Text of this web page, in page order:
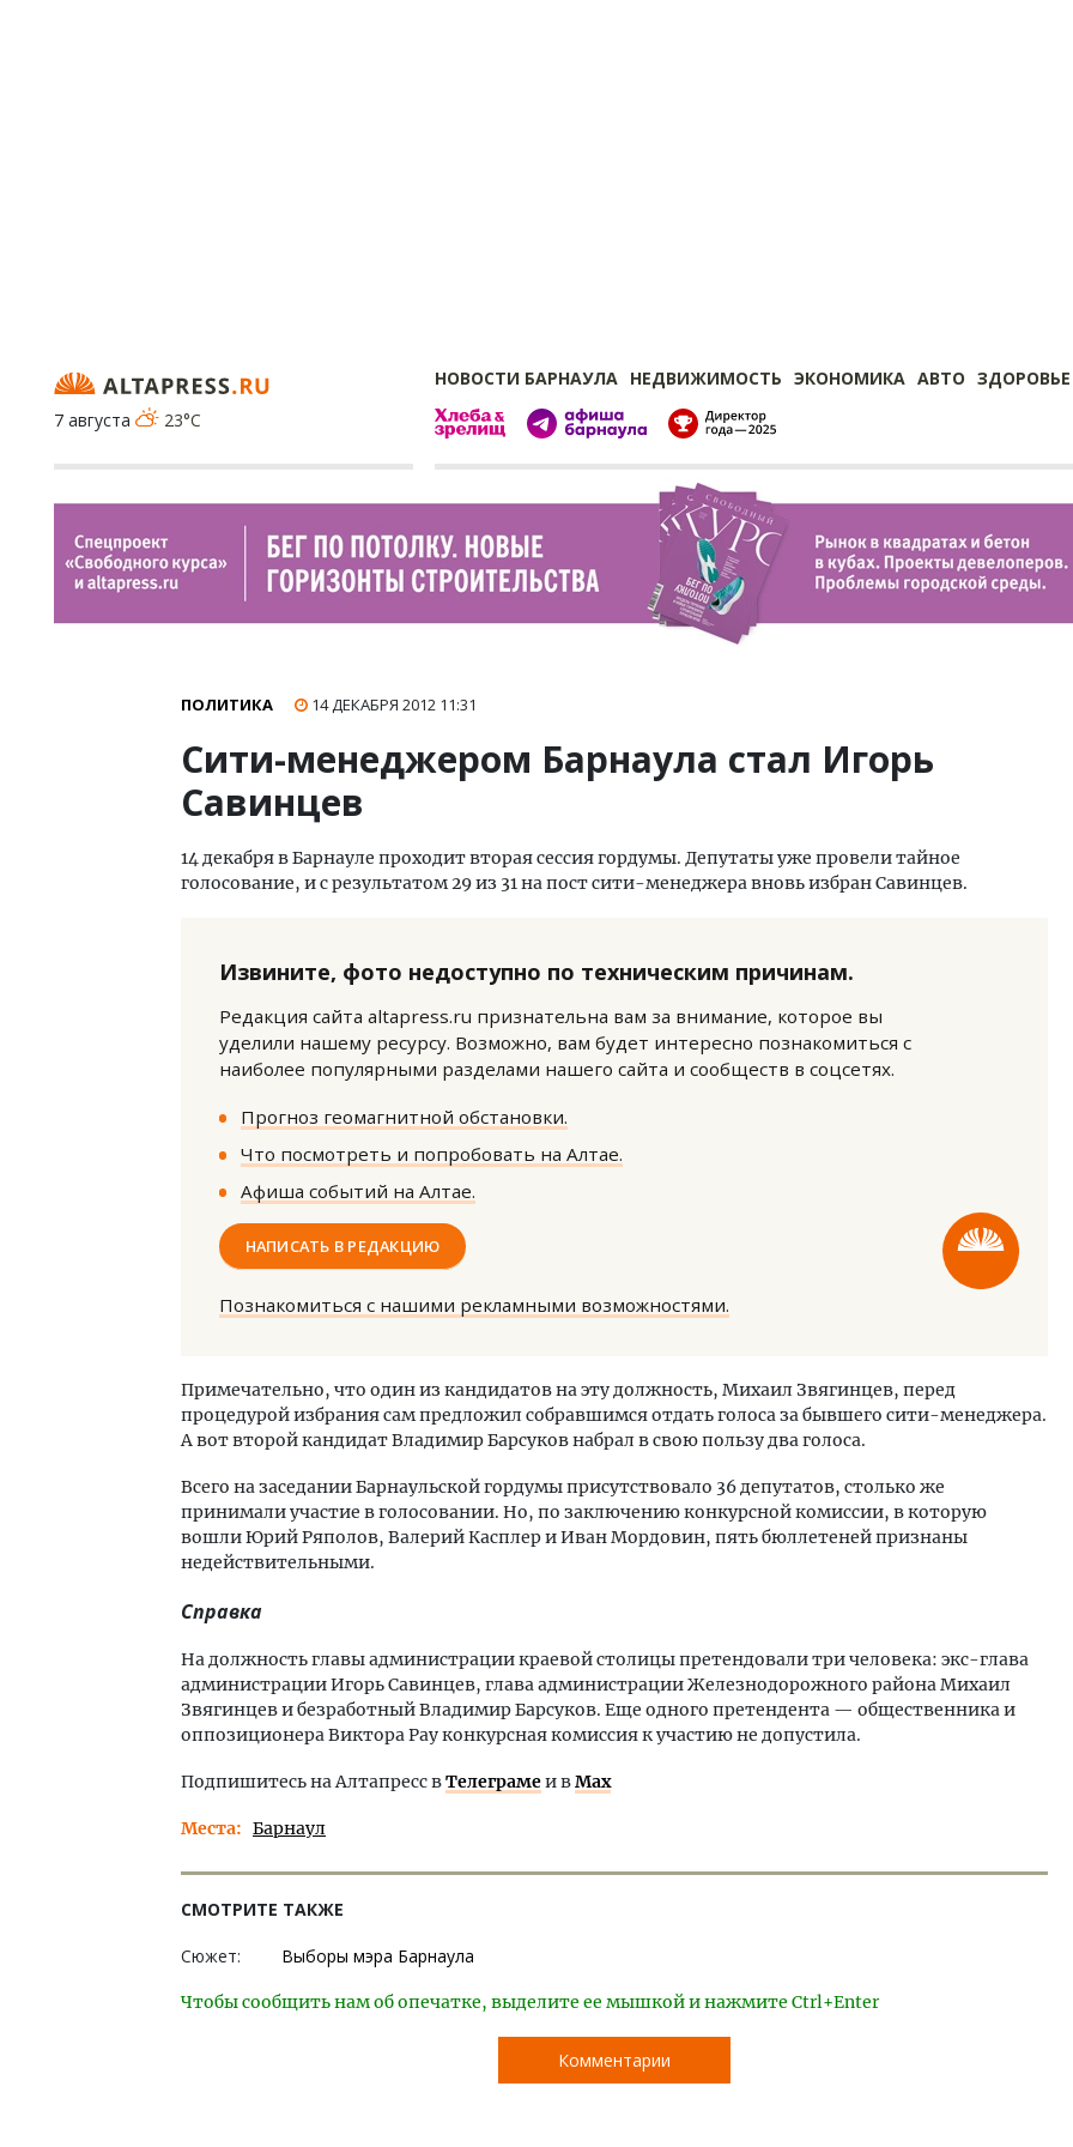
НОВОСТИ БАРНАУЛА НЕДВИЖИМОСТЬ ЭКОНОМИКА АВТО ЗДОРОВЬЕ
7 августа
23°C
ПОЛИТИКА 14 ДЕКАБРЯ 2012 11:31
Сити-менеджером Барнаула стал Игорь
Савинцев
14 декабря в Барнауле проходит вторая сессия гордумы. Депутаты уже провели тайное
голосование, и с результатом 29 из 31 на пост сити-менеджера вновь избран Савинцев.
Извините, фото недоступно по техническим причинам.
Редакция сайта altapress.ru признательна вам за внимание, которое вы
уделили нашему ресурсу. Возможно, вам будет интересно познакомиться с
наиболее популярными разделами нашего сайта и сообществ в соцсетях.
Прогноз геомагнитной обстановки.
Что посмотреть и попробовать на Алтае.
Афиша событий на Алтае.
НАПИСАТЬ В РЕДАКЦИЮ
Познакомиться с нашими рекламными возможностями.
Примечательно, что один из кандидатов на эту должность, Михаил Звягинцев, перед
процедурой избрания сам предложил собравшимся отдать голоса за бывшего сити-менеджера.
А вот второй кандидат Владимир Барсуков набрал в свою пользу два голоса.
Всего на заседании Барнаульской гордумы присутствовало 36 депутатов, столько же
принимали участие в голосовании. Но, по заключению конкурсной комиссии, в которую
вошли Юрий Ряполов, Валерий Касплер и Иван Мордовин, пять бюллетеней признаны
недействительными.
Справка
На должность главы администрации краевой столицы претендовали три человека: экс-глава
администрации Игорь Савинцев, глава администрации Железнодорожного района Михаил
Звягинцев и безработный Владимир Барсуков. Еще одного претендента — общественника и
оппозиционера Виктора Рау конкурсная комиссия к участию не допустила.
Подпишитесь на Алтапресс вТелеграмеи вMax
Места Барнаул
СМОТРИТЕ ТАКЖЕ
Сюжет: Выборы мэра Барнаула
Чтобы сообщить нам об опечатке, выделите ее мышкой и нажмите Ctrl+Enter
Комментарии
«Жилищной инициативы» Юрий
Гатилов — о том, как девелоперу
СТРОИТЕЛЬСТВО
Архитектурный код
СТРОИТЕЛЬСТВО